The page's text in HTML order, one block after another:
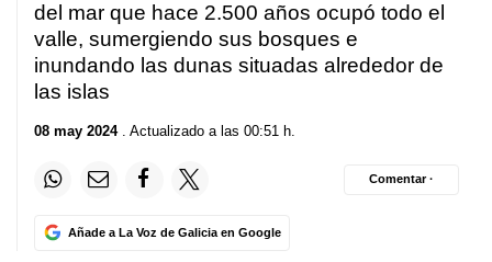
del mar que hace 2.500 años ocupó todo el
valle, sumergiendo sus bosques e
inundando las dunas situadas alrededor de
las islas
08 may 2024. Actualizado a las 00:51 h.
Añade a La Voz de Galicia en Google
Comentar ·